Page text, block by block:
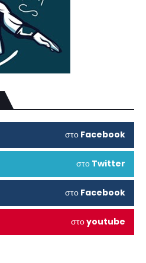
στο Facebook
στο Twitter
στο Facebook
στοyoutube